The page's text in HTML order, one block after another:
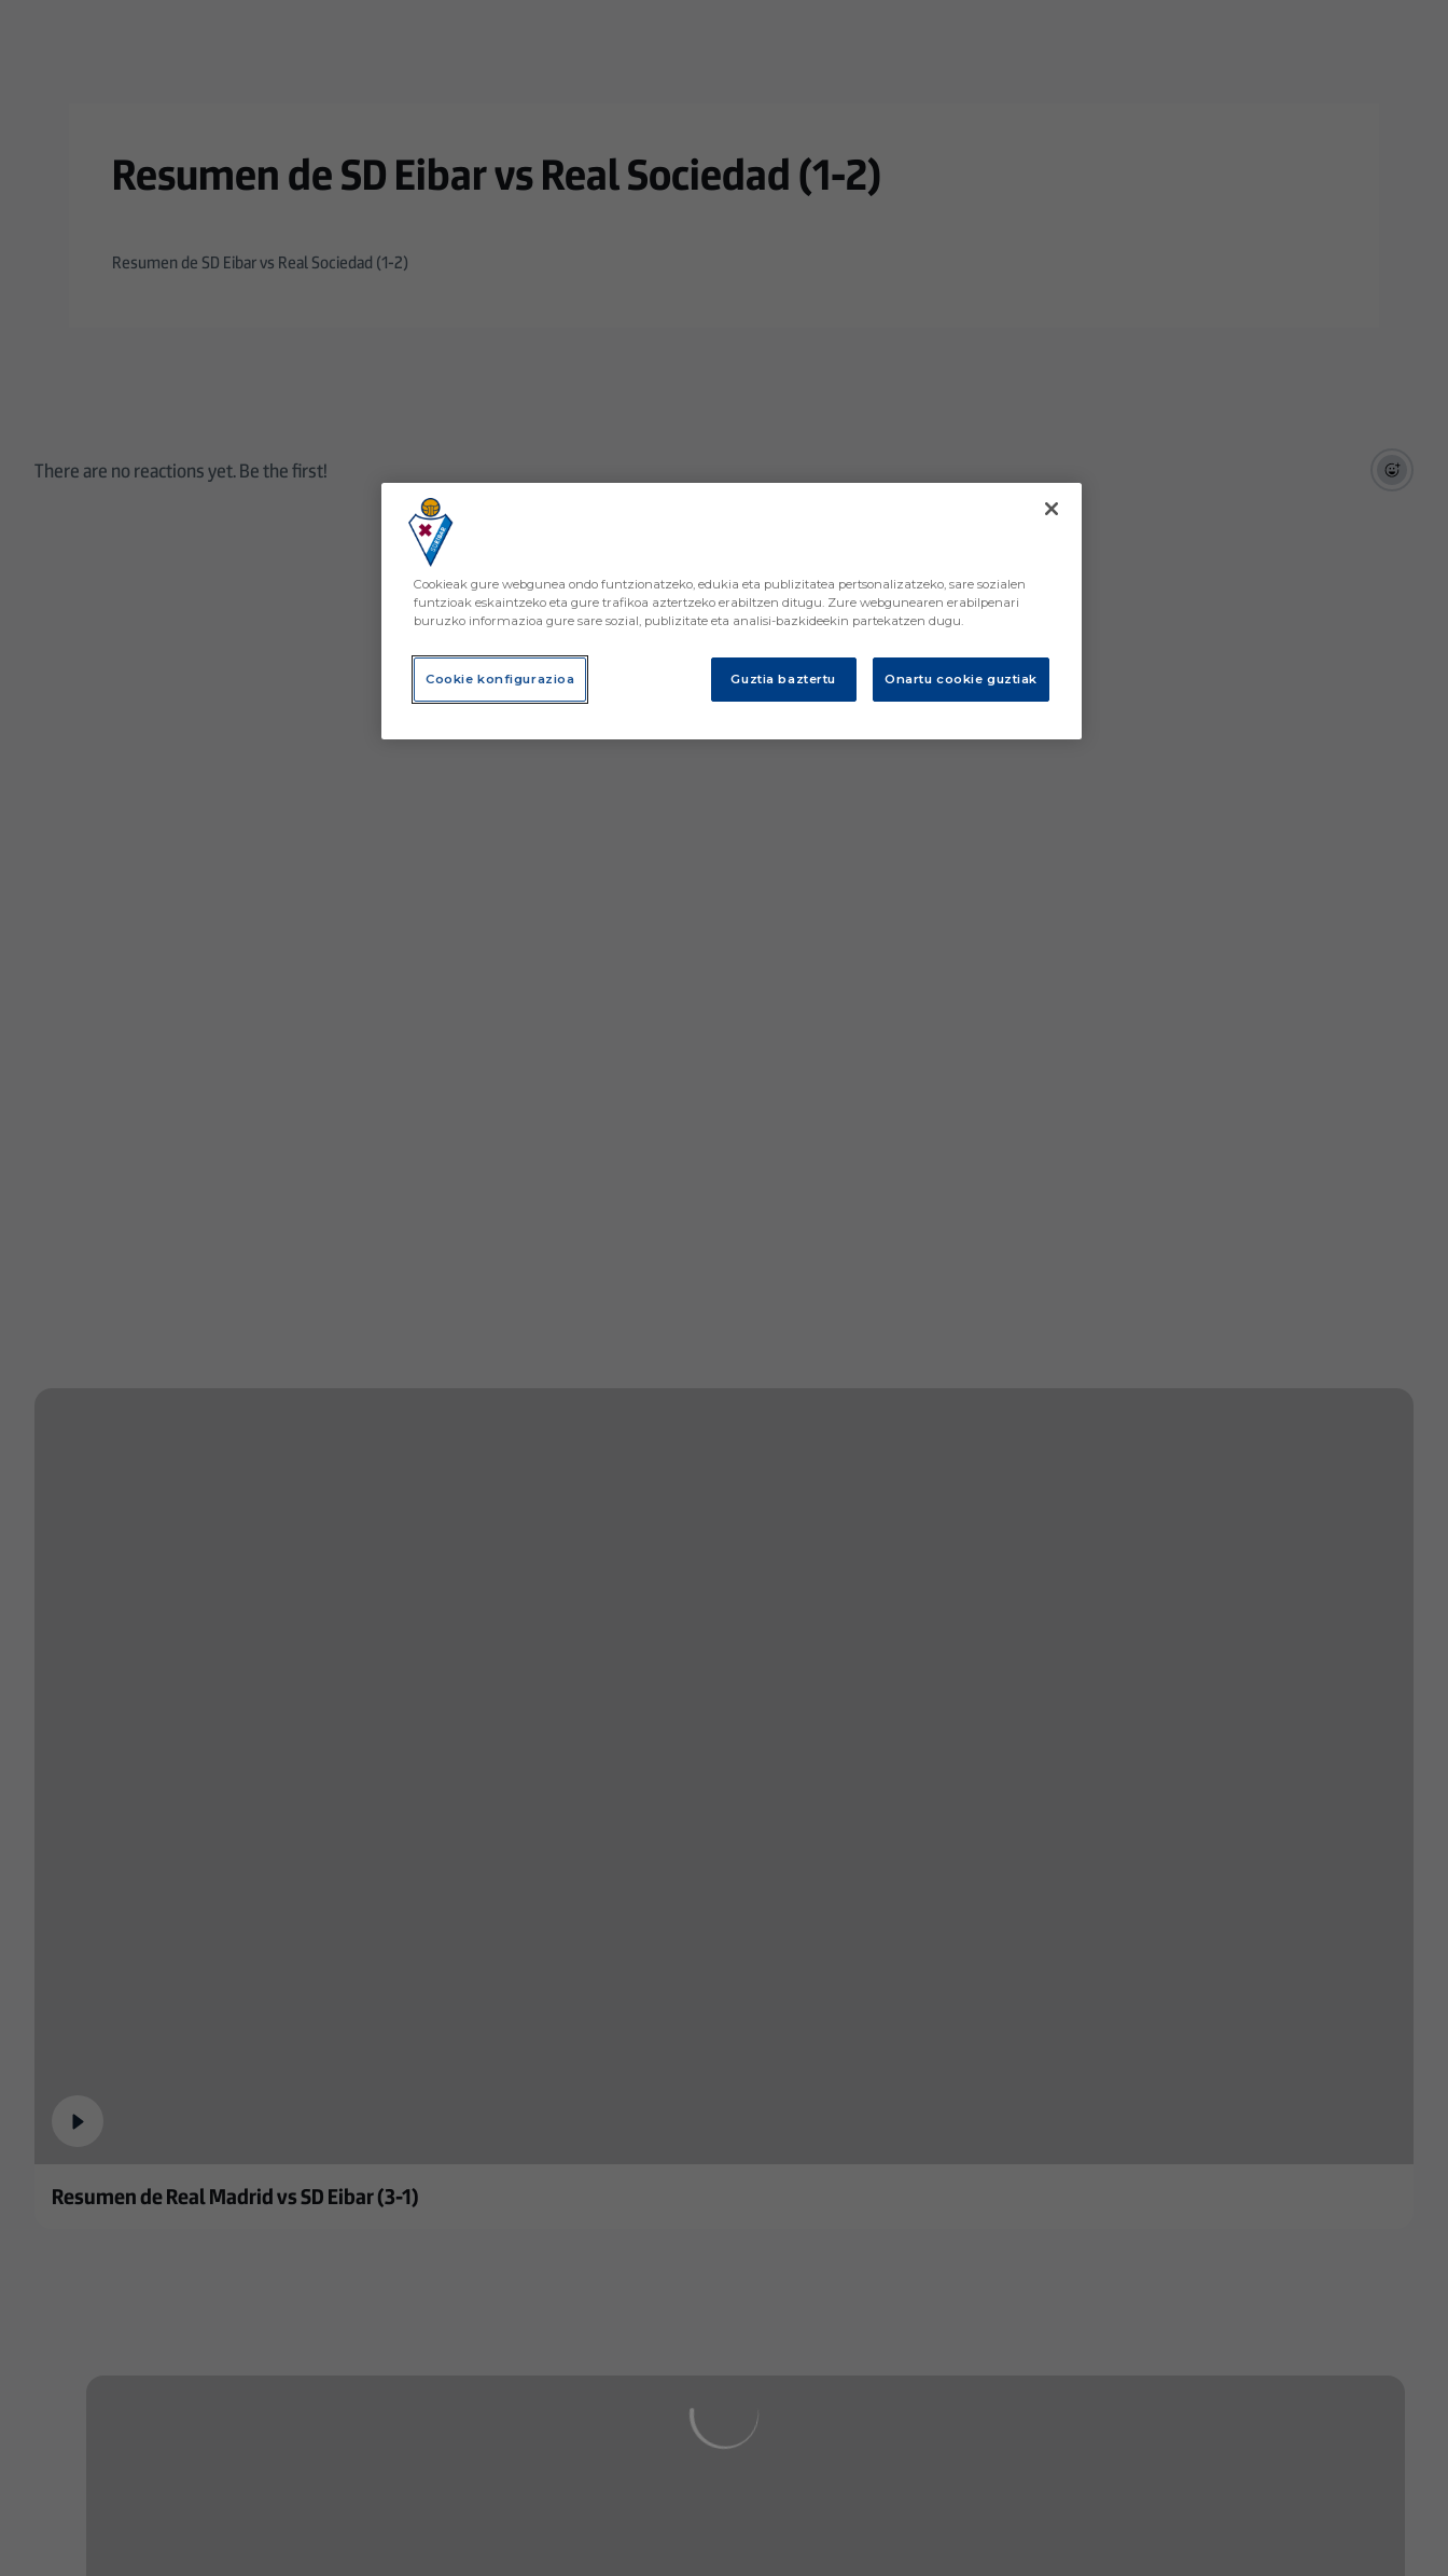
Resumen de SD Eibar vs Real Sociedad (1-2)
Resumen de SD Eibar vs Real Sociedad (1-2)
There are no reactions yet. Be the first!
Resumen de Real Madrid vs SD Eibar (3-1)
Cookieak gure webgunea ondo funtzionatzeko, edukia eta publizitatea pertsonalizatzeko, sare sozialen
funtzioak eskaintzeko eta gure trafikoa aztertzeko erabiltzen ditugu. Zure webgunearen erabilpenari
buruzko informazioa gure sare sozial, publizitate eta analisi-bazkideekin partekatzen dugu.
Cookie konfigurazioa Guztia baztertu Onartu cookie guztiak